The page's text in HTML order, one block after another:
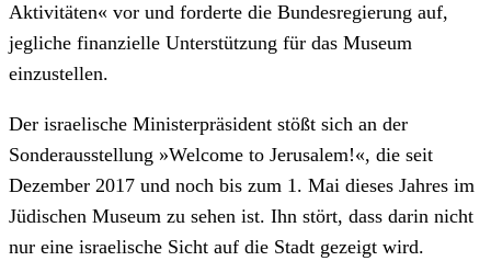
Aktivitäten« vor und forderte die Bundesregierung auf,
jegliche finanzielle Unterstützung für das Museum
einzustellen.
Der israelische Ministerpräsident stößt sich an der
Sonderausstellung »Welcome to Jerusalem!«, die seit
Dezember 2017 und noch bis zum 1. Mai dieses Jahres im
Jüdischen Museum zu sehen ist. Ihn stört, dass darin nicht
nur eine israelische Sicht auf die Stadt gezeigt wird.